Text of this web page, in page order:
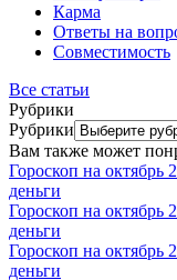
Карма
Ответы на
Совместимость
Все статьи
Рубрики
Рубрики
Вам также может
Гороскоп на октябрь
деньги
Гороскоп на октябрь
деньги
Гороскоп на
деньги